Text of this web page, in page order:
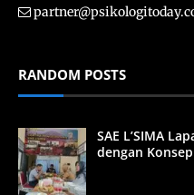
RANDOM POSTS
SAE L’SIMA
dengan